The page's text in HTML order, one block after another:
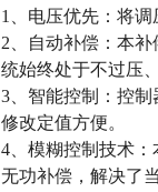
1、电压优先：将
2、自动补偿：本
统始终处于不过压
3、智能控制：控制
修改定值方便。
4、模糊控制技术
无功补偿，解决了